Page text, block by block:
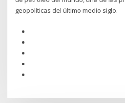
geopolíticas del último medio siglo.